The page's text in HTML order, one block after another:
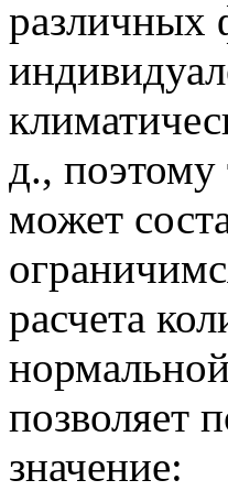
различных
д., поэтому
может
расчета
позволяет
значение: